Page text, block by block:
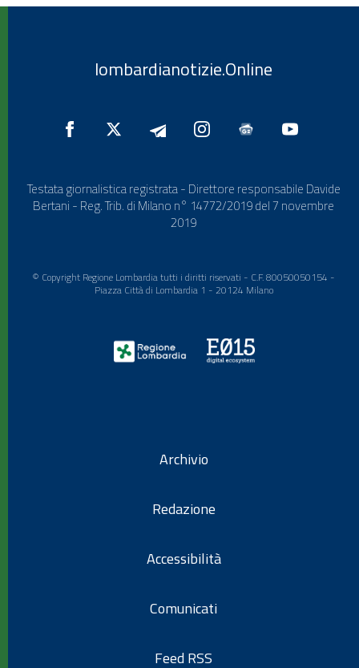
lombardianotizie.Online
Testata giornalistica registrata - Direttore responsabile Davide
Bertani - Reg. Trib. di Milano n° 14772/2019 del 7 novembre
2019
© Copyright Regione Lombardia tutti i diritti riservati - C.F. 80050050154 -
Piazza Città di Lombardia 1 - 20124 Milano
Archivio
Redazione
Accessibilità
Comunicati
Feed RSS